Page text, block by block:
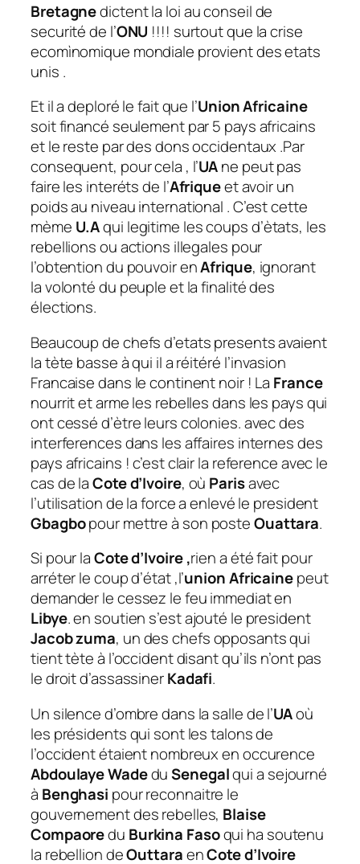
Bretagnedictent la loi au conseil de
securité de l’ONU !!!! surtout que la crise
ecomìnomique mondiale provient des etats
unis .
Et il a deploré le fait que l’Union Africaine
soit financé seulement par 5 pays africains
et le reste par des dons occidentaux .Par
consequent, pour cela , l’UAne peut pas
faire les interéts de l’Afriqueet avoir un
poids au niveau international . C’est cette
mème U.Aqui legitime les coups d’ètats, les
rebellions ou actions illegales pour
l’obtention du pouvoir enAfrique, ignorant
la volonté du peuple et la finalité des
élections.
Beaucoup de chefs d’etats presents avaient
la tète basse à qui il a réitéré l’invasion
Francaise dans le continent noir ! La France
nourrit et arme les rebelles dans les pays qui
ont cessé d’ètre leurs colonies. avec des
interferences dans les affaires internes des
pays africains ! c’est clair la reference avec le
cas de laCote d’Ivoire, où Parisavec
l’utilisation de la force a enlevé le president
Gbagbopour mettre à son posteOuattara.
Si pour laCote d’Ivoire ,rien a été fait pour
arréter le coup d’état ,l’union Africainepeut
demander le cessez le feu immediat en
Libye. en soutien s’est ajouté le president
Jacob zuma, un des chefs opposants qui
tient tète à l’occident disant qu’ils n’ont pas
le droit d’assassinerKadafi.
Un silence d’ombre dans la salle de l’UAoù
les présidents qui sont les talons de
l’occident étaient nombreux en occurence
Abdoulaye WadeduSenegalqui a sejourné
à Benghasi pour reconnaitre le
gouvernement des rebelles, Blaise
Compaoredu Burkina Fasoqui ha soutenu
la rebellion deOuttaraenCote d’Ivoire